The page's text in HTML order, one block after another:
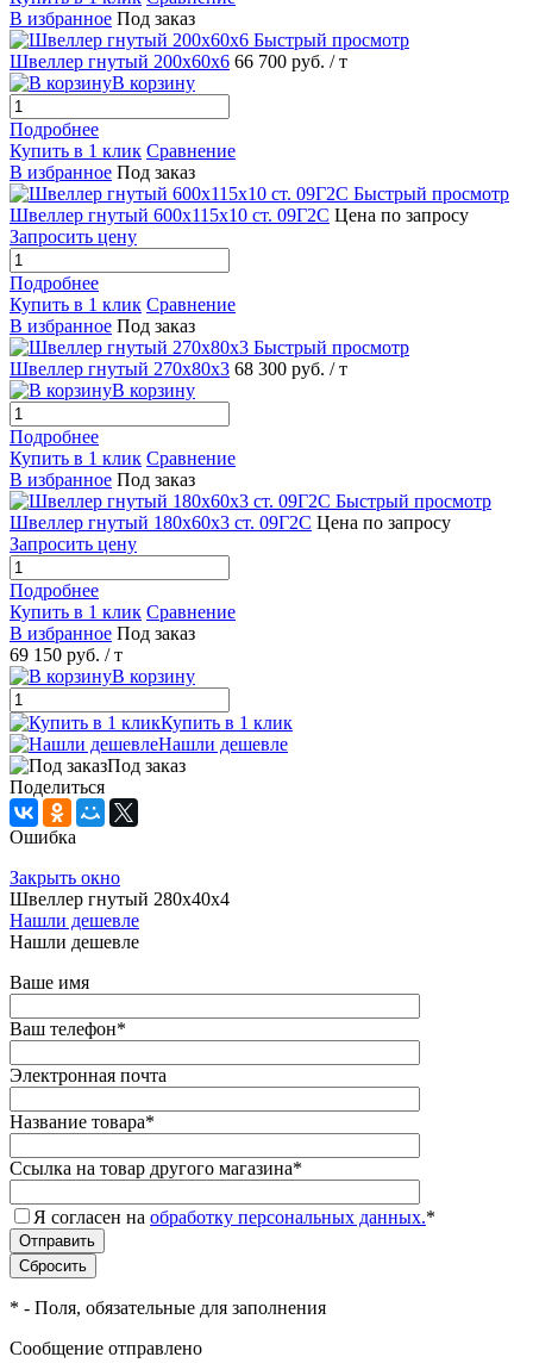
В избранное Под заказ
Быстрый просмотр
Швеллер гнутый 200х60х6 66 700 руб. / т
В корзину
Подробнее
Купить в 1 клик Сравнение
В избранное Под заказ
Быстрый просмотр
Швеллер гнутый 600х115х10 ст. 09Г2С Цена по запросу
Запросить цену
Подробнее
Купить в 1 клик Сравнение
В избранное Под заказ
Быстрый просмотр
Швеллер гнутый 270х80х3 68 300 руб. / т
В корзину
Подробнее
Купить в 1 клик Сравнение
В избранное Под заказ
Быстрый просмотр
Швеллер гнутый 180х60х3 ст. 09Г2С Цена по запросу
Запросить цену
Подробнее
Купить в 1 клик Сравнение
В избранное Под заказ
69 150 руб. / т
В корзину
Купить в 1 клик
Нашли дешевле
Под заказ
Поделиться
Ошибка
Закрыть окно
Швеллер гнутый 280х40х4
Нашли дешевле
Нашли дешевле
Ваше имя
Ваш телефон*
Электронная почта
Название товара*
Ссылка на товар другого магазина*
Я согласен на обработку персональных данных.*
* - Поля, обязательные для заполнения
Сообщение отправлено